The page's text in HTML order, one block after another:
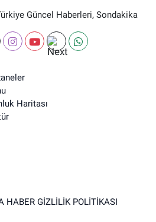
Güncel Haberleri, Sondakika
Haritası
HABER GİZLİLİK POLİTİKASI